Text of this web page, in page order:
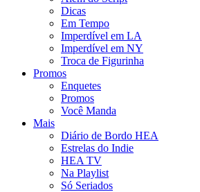
Dicas
Em Tempo
Imperdível em LA
Imperdível em NY
Troca de Figurinha
Promos
Enquetes
Promos
Você Manda
Mais
Diário de Bordo HEA
Estrelas do Indie
HEA TV
Na Playlist
Só Seriados